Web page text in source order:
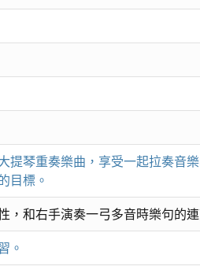
琴重奏樂曲，享受一起拉奏音
目標。
和右手演奏一弓多音時樂句的
。